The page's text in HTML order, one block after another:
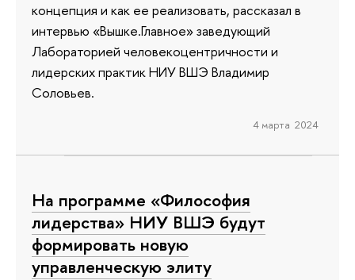
концепция и как ее реализовать, рассказал в
интервью «Вышке.Главное» заведующий
Лабораторией человекоцентричности и
лидерских практик НИУ ВШЭ Владимир
Соловьев.
4 марта 2024
На программе «Философия
лидерства» НИУ ВШЭ будут
формировать новую
управленческую элиту